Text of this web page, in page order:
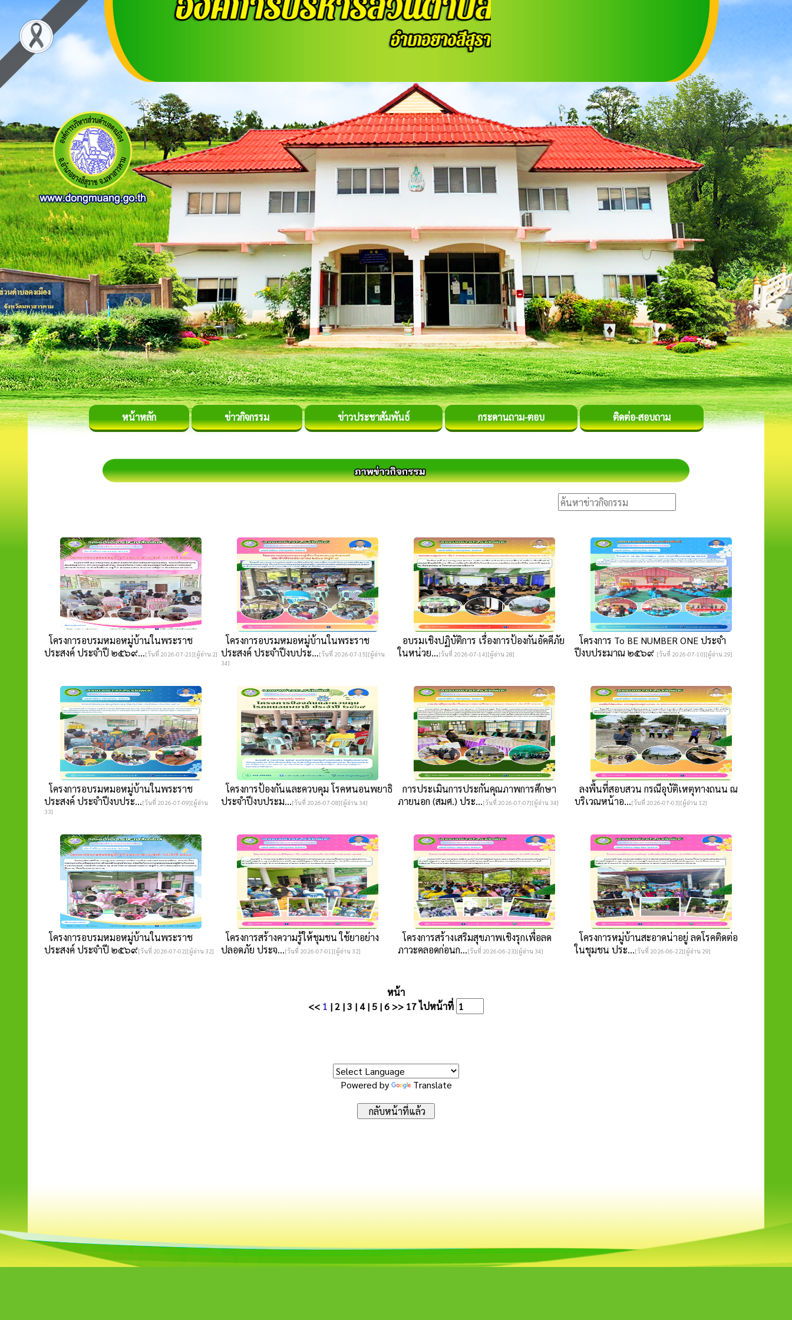
หน้าหลัก ข่าวกิจกรรม ข่าวประชาสัมพันธ์ กระดานถาม-ตอบ ติดต่อ-สอบถาม
โครงการอบรมหมอหมู่บ้านในพระราช
ประสงค์ ประจำปี ๒๕๖๙...[วันที่ 2026-07-21][ผู้อ่าน 2]
โครงการอบรมหมอหมู่บ้านในพระราช
ประสงค์ ประจำปีงบประ...[วันที่ 2026-07-15][ผู้อ่าน
34]
อบรมเชิงปฏิบัติการ เรื่องการป้องกันอัคคีภัย
ในหน่วย...[วันที่ 2026-07-14][ผู้อ่าน 28]
โครงการ To BE NUMBER ONE ประจำ
ปีงบประมาณ ๒๕๖๙ [วันที่ 2026-07-10][ผู้อ่าน 29]
โครงการอบรมหมอหมู่บ้านในพระราช
ประสงค์ ประจำปีงบประ...[วันที่ 2026-07-09][ผู้อ่าน
33]
โครงการป้องกันและควบคุม โรคหนอนพยาธิ
ประจำปีงบประม...[วันที่ 2026-07-08][ผู้อ่าน 34]
การประเมินการประกันคุณภาพการศึกษา
ภายนอก (สมศ.) ประ...[วันที่ 2026-07-07][ผู้อ่าน 34]
ลงพื้นที่สอบสวน กรณีอุบัติเหตุทางถนน ณ
บริเวณหน้าอ...[วันที่ 2026-07-03][ผู้อ่าน 32]
โครงการอบรมหมอหมู่บ้านในพระราช
ประสงค์ ประจำปี ๒๕๖๙[วันที่ 2026-07-02][ผู้อ่าน 32]
โครงการสร้างความรู้ให้ชุมชน ใช้ยาอย่าง
ปลอดภัย ประจ...[วันที่ 2026-07-01][ผู้อ่าน 32]
โครงการสร้างเสริมสุขภาพเชิงรุกเพื่อลด
ภาวะคลอดก่อนก...[วันที่ 2026-06-23][ผู้อ่าน 34]
โครงการหมู่บ้านสะอาดน่าอยู่ ลดโรคติดต่อ
ในชุมชน ประ...[วันที่ 2026-06-22][ผู้อ่าน 29]
หน้า
<< 1 |2 |3 | 4| 5 |6 >> 17ไปหน้าที่
Powered by Translate